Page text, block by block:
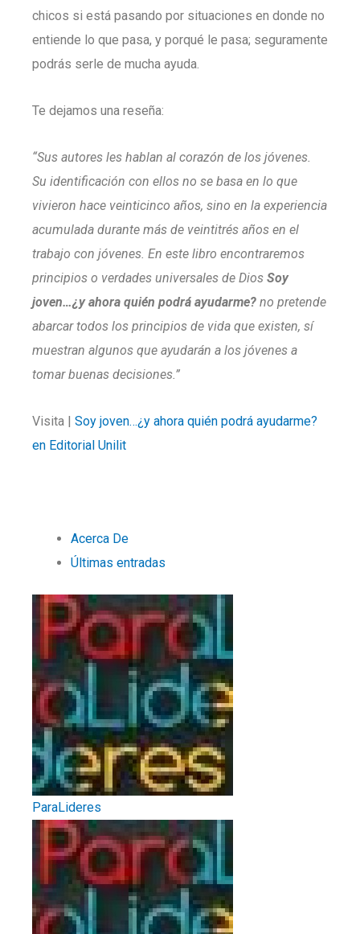
chicos si está pasando por situaciones en donde no
entiende lo que pasa, y porqué le pasa; seguramente
podrás serle de mucha ayuda.
Te dejamos una reseña:
“Sus autores les hablan al corazón de los jóvenes.
Su identificación con ellos no se basa en lo que
vivieron hace veinticinco años, sino en la experiencia
acumulada durante más de veintitrés años en el
trabajo con jóvenes. En este libro encontraremos
principios o verdades universales de Dios Soy
joven…¿y ahora quién podrá ayudarme? no pretende
abarcar todos los principios de vida que existen, sí
muestran algunos que ayudarán a los jóvenes a
tomar buenas decisiones.”
Visita | Soy joven…¿y ahora quién podrá ayudarme?
en Editorial Unilit
Acerca De
Últimas entradas
ParaLideres